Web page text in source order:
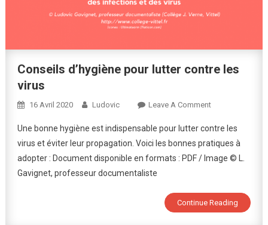
Conseils d’hygiène pour lutter contre les
virus
16 Avril 2020 Ludovic Leave A CommentOn
D’hygiène
Pour
Lutter
Virus
Une bonne hygiène est indispensable pour lutter contre les
virus et éviter leur propagation. Voici les bonnes pratiques à
adopter : Document disponible en formats : PDF / Image © L.
Gavignet, professeur documentaliste
Continue Reading